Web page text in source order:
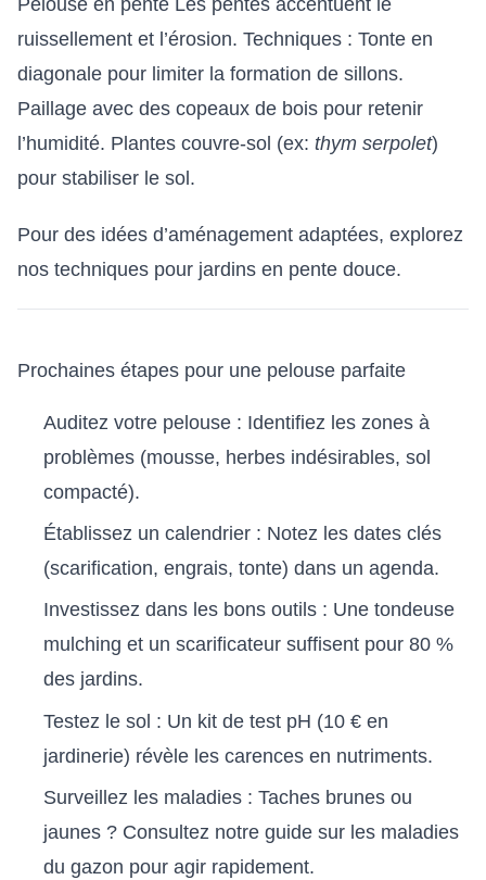
ruissellement et l’érosion. Techniques : Tonte en
diagonale pour limiter la formation de sillons.
Paillage avec des copeaux de bois pour retenir
l’humidité. Plantes couvre-sol (ex: thym serpolet)
pour stabiliser le sol.
Pour des idées d’aménagement adaptées, explorez
nos techniques pour jardins en pente douce.
Prochaines étapes pour une pelouse parfaite
Auditez votre pelouse : Identifiez les zones à
problèmes (mousse, herbes indésirables, sol
compacté).
Établissez un calendrier : Notez les dates clés
(scarification, engrais, tonte) dans un agenda.
Investissez dans les bons outils : Une tondeuse
mulching et un scarificateur suffisent pour 80 %
des jardins.
Testez le sol : Un kit de test pH (10 € en
jardinerie) révèle les carences en nutriments.
Surveillez les maladies : Taches brunes ou
jaunes ? Consultez notre guide sur les maladies
du gazon pour agir rapidement.